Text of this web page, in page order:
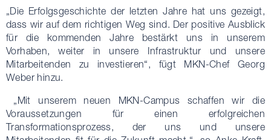
„Die Erfolgsgeschichte der letzten Jahre hat uns gezeigt,
dass wir auf dem richtigen Weg sind. Der positive Ausblick
für die kommenden Jahre bestärkt uns in unserem
Vorhaben, weiter in unsere Infrastruktur und unsere
Mitarbeitenden zu investieren“, fügt MKN-Chef Georg
Weber hinzu.
„Mit unserem neuen MKN-Campus schaffen wir die
Voraussetzungen für einen erfolgreichen
Transformationsprozess, der uns und unsere